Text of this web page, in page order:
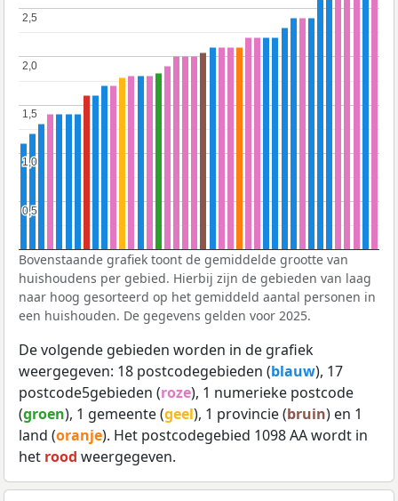
0,5
0,5
1,0
1,0
1,5
1,5
2,0
2,0
2,5
2,5
Bovenstaande grafiek toont de gemiddelde grootte van
huishoudens per gebied. Hierbij zijn de gebieden van laag
naar hoog gesorteerd op het gemiddeld aantal personen in
een huishouden. De gegevens gelden voor 2025.
De volgende gebieden worden in de grafiek
weergegeven: 18 postcodegebieden (blauw), 17
postcode5gebieden (roze), 1 numerieke postcode
(groen), 1 gemeente (geel), 1 provincie (bruin) en 1
land (oranje). Het postcodegebied 1098 AA wordt in
het rood weergegeven.